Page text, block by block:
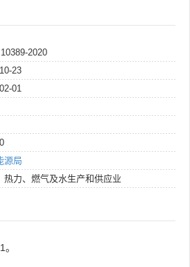
2020
23
01
源局
热力、燃气及水生产和供应业